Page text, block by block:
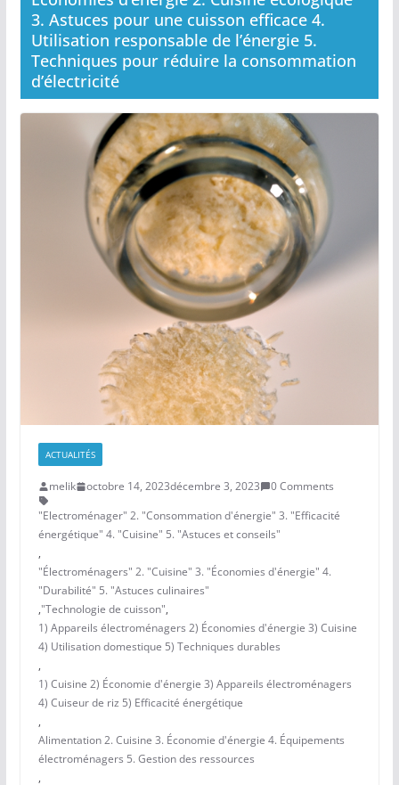
3. Astuces pour une cuisson efficace 4.
Utilisation responsable de l’énergie 5.
Techniques pour réduire la consommation
d’électricité
ACTUALITÉS
melik octobre 14, 2023décembre 3, 2023
0 Comments
"Electroménager" 2. "Consommation d'énergie" 3. "Efficacité
énergétique" 4. "Cuisine" 5. "Astuces et conseils"
,
"Électroménagers" 2. "Cuisine" 3. "Économies d'énergie" 4.
"Durabilité" 5. "Astuces culinaires"
,"Technologie de cuisson",
1) Appareils électroménagers 2) Économies d'énergie 3) Cuisine
4) Utilisation domestique 5) Techniques durables
,
1) Cuisine 2) Économie d'énergie 3) Appareils électroménagers
4) Cuiseur de riz 5) Efficacité énergétique
,
Alimentation 2. Cuisine 3. Économie d'énergie 4. Équipements
électroménagers 5. Gestion des ressources
,